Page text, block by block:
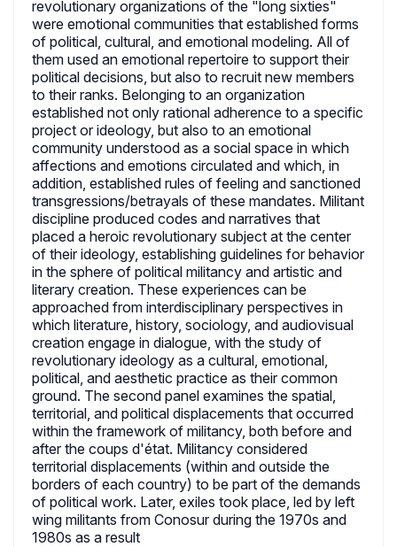
revolutionary organizations of the "long sixties"
were emotional communities that established forms
of political, cultural, and emotional modeling. All of
them used an emotional repertoire to support their
political decisions, but also to recruit new members
to their ranks. Belonging to an organization
established not only rational adherence to a specific
project or ideology, but also to an emotional
community understood as a social space in which
affections and emotions circulated and which, in
addition, established rules of feeling and sanctioned
transgressions/betrayals of these mandates. Militant
discipline produced codes and narratives that
placed a heroic revolutionary subject at the center
of their ideology, establishing guidelines for behavior
in the sphere of political militancy and artistic and
literary creation. These experiences can be
approached from interdisciplinary perspectives in
which literature, history, sociology, and audiovisual
creation engage in dialogue, with the study of
revolutionary ideology as a cultural, emotional,
political, and aesthetic practice as their common
ground. The second panel examines the spatial,
territorial, and political displacements that occurred
within the framework of militancy, both before and
after the coups d'état. Militancy considered
territorial displacements (within and outside the
borders of each country) to be part of the demands
of political work. Later, exiles took place, led by left
wing militants from Conosur during the 1970s and
1980s as a result